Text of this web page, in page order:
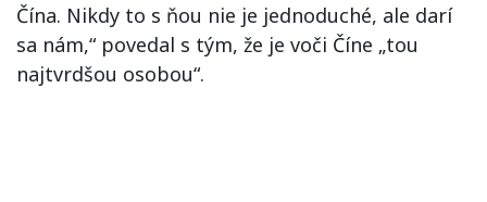
Čína. Nikdy to s ňou nie je jednoduché, ale darí
sa nám,“ povedal s tým, že je voči Číne „tou
najtvrdšou osobou“.